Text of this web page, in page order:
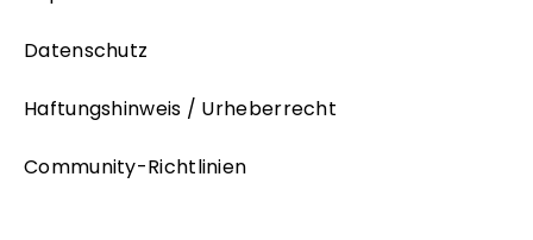
Datenschutz
Haftungshinweis / Urheberrecht
Community-Richtlinien